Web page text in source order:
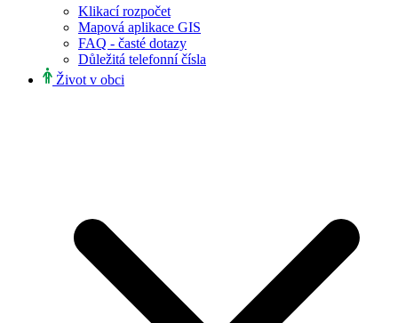
Klikací rozpočet
Mapová aplikace GIS
FAQ - časté dotazy
Důležitá telefonní čísla
Život v obci